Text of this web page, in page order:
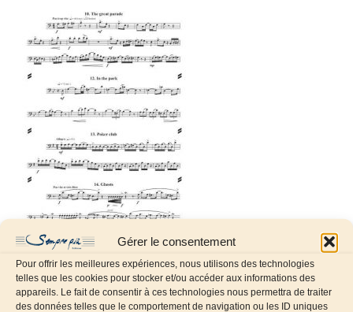
Gérer le consentement
Pour offrir les meilleures expériences, nous utilisons des technologies
telles que les cookies pour stocker et/ou accéder aux informations des
appareils. Le fait de consentir à ces technologies nous permettra de traiter
des données telles que le comportement de navigation ou les ID uniques